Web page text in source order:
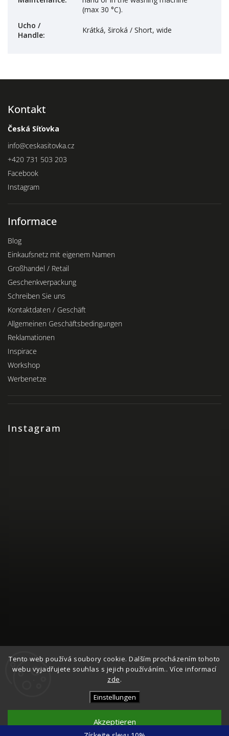
Tento web používá soubory cookie. Dalším procházením tohoto
webu vyjadřujete souhlas s jejich používáním.. Více informací
zde.
Einstellungen
Akzeptieren
(max 30 °C).
Ucho /
Handle:
Krátká, široká / Short, wide
Kontakt
Česká Síťovka
info@ceskasitovka.cz
+420 731 503 203
Facebook
Instagram
Informace
Blog
Einkaufsnetz mit eigenem Namen
Großhandel / Retail
Geschenkverpackung
Schreiben Sie uns
Kontaktdaten / Geschäft
Allgemeinen Geschäftsbedingungen
Reklamationen
Inspirace
Workshop
Werbenetze
Instagram
Auf Instagram folgen
Česká Síťovka
Cookie-Einstellungen ändern